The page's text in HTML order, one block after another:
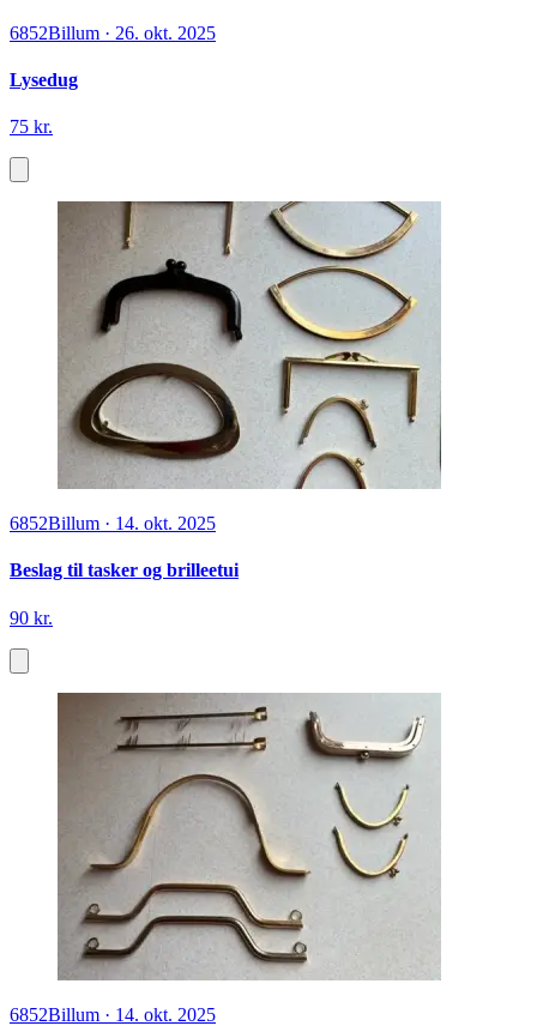
6852Billum · 26. okt. 2025
Lysedug
75 kr.
6852Billum · 14. okt. 2025
Beslag til tasker og brilleetui
90 kr.
6852Billum · 14. okt. 2025